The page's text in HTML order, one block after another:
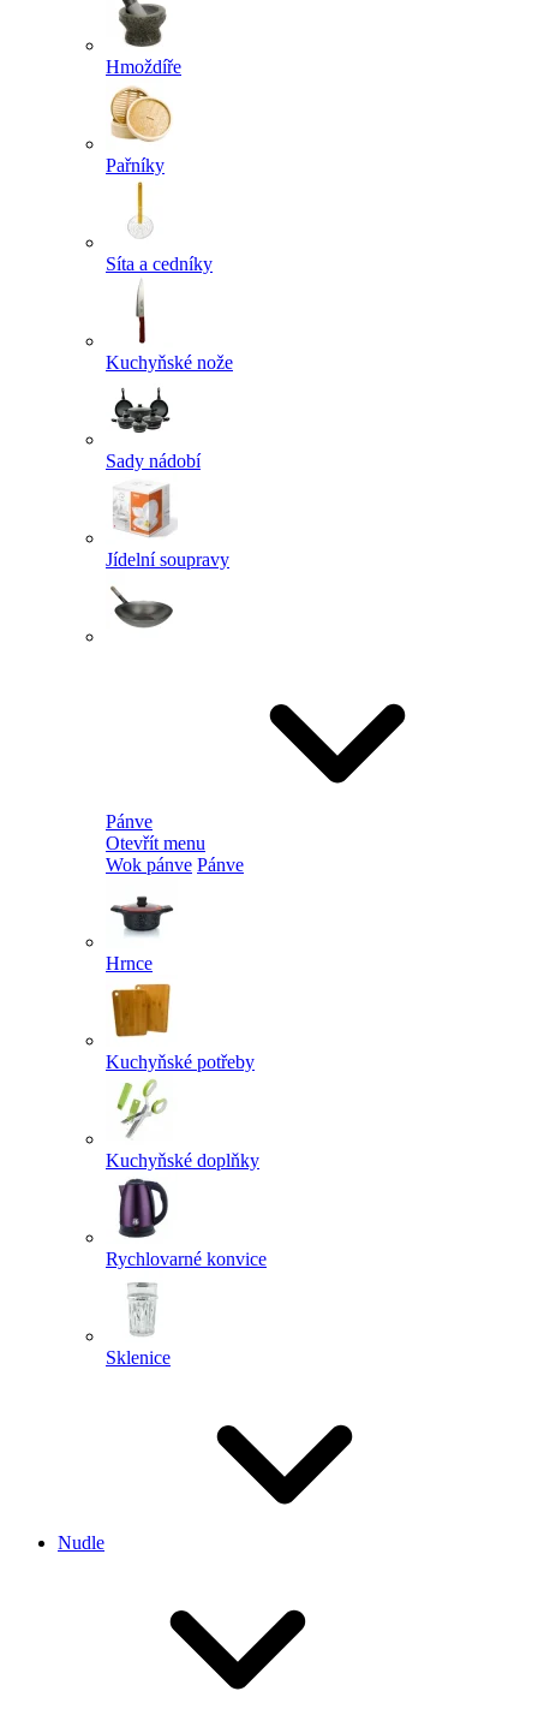
Hmoždíře
Pařníky
Síta a cedníky
Kuchyňské nože
Sady nádobí
Jídelní soupravy
Pánve
Otevřít menu
Wok pánve Pánve
Hrnce
Kuchyňské potřeby
Kuchyňské doplňky
Rychlovarné konvice
Sklenice
Nudle